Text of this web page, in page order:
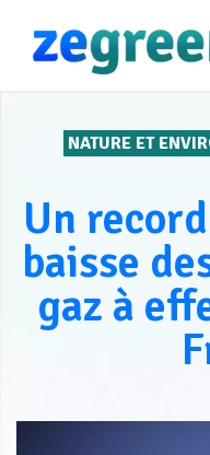
NATURE ET
Un
baisse
gaz à